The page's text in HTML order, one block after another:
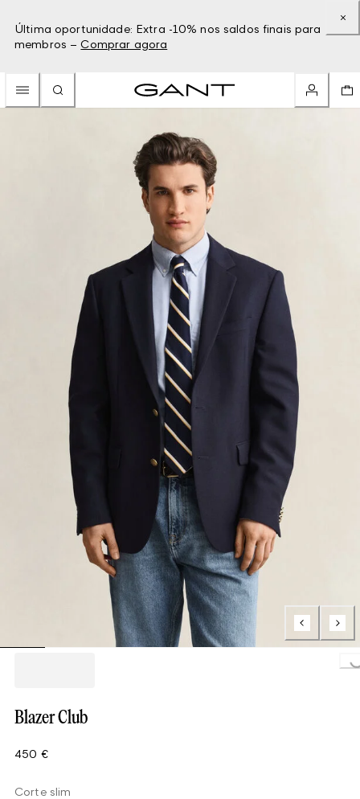
Última oportunidade: Extra -10% nos saldos finais para
membros – Comprar agora
Blazer Club
450 €
Corte slim